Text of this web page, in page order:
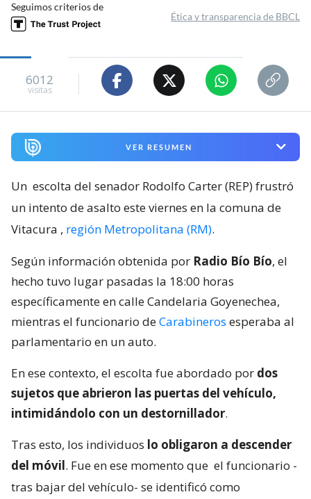
Seguimos criterios de
Ética y transparencia de BBCL
6012
visitas
VER RESUMEN
Un escolta del senador Rodolfo Carter (REP) frustró
un intento de asalto este viernes en la comuna de
Vitacura , región Metropolitana (RM).
Según información obtenida por Radio Bío Bío, el
hecho tuvo lugar pasadas la 18:00 horas
específicamente en calle Candelaria Goyenechea,
mientras el funcionario deCarabineros esperaba al
parlamentario en un auto.
En ese contexto, el escolta fue abordado por dos
sujetos que abrieron las puertas del vehículo,
intimidándolo con un destornillador.
Tras esto, los individuos lo obligaron a descender
del móvil. Fue en ese momento que el funcionario -
tras bajar del vehículo- se identificó como